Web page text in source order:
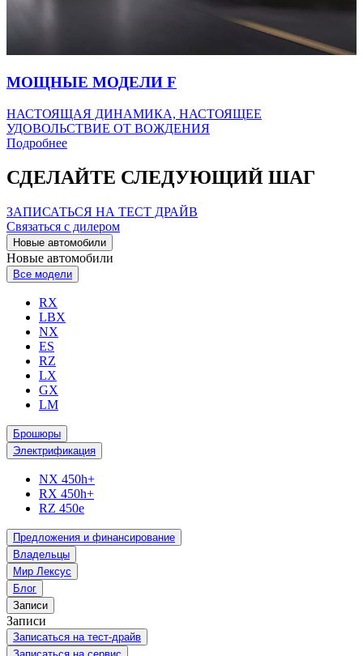
МОЩНЫЕ МОДЕЛИ F
НАСТОЯЩАЯ ДИНАМИКА, НАСТОЯЩЕЕ
УДОВОЛЬСТВИЕ ОТ ВОЖДЕНИЯ
Подробнее
СДЕЛАЙТЕ СЛЕДУЮЩИЙ ШАГ
ЗАПИСАТЬСЯ НА ТЕСТ ДРАЙВ
Связаться с дилером
Новые автомобили
Новые автомобили
Все модели
RX
LBX
NX
ES
RZ
LX
GX
LM
Брошюры
Электрификация
NX 450h+
RX 450h+
RZ 450e
Предложения и финансирование
Владельцы
Мир Лексус
Блог
Записи
Записи
Записаться на тест-драйв